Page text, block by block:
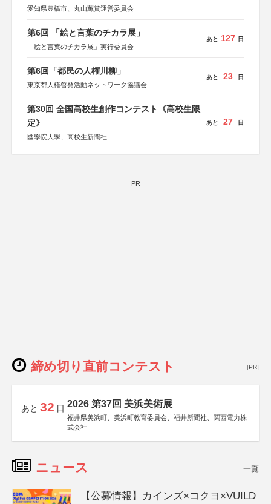
愛知県豊橋市、丸山薫賞運営委員会
第6回 「絵と言葉のチカラ展」
「絵と言葉のチカラ展」実行委員会
あと 127 日
第6回「都民の人権川柳」
東京都人権啓発活動ネットワーク協議会
あと 23 日
第30回 全国高校生創作コンテスト《高校生限
定》
國學院大學、高校生新聞社
あと 27 日
PR
締め切り直前コンテスト [PR]
あと 32 日 2026 第37回 美浜美術展
福井県美浜町、美浜町教育委員会、福井新聞社、関西電力株
式会社
ニュース 一覧
【公募情報】カインズ×コクヨ×VUILD